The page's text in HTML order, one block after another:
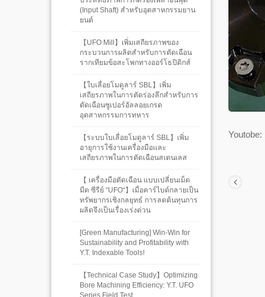
(Input Shaft) สำหรับอุตสาหกรรมยาน
ยนต์
【UFO Mill】เพิ่มเสถียรภาพของ
กระบวนการผลิตสำหรับการตัดเฉือน
รากเทียมข้อสะโพกทางออร์โธปิดิกส์
【ใบเลื่อยโมดูลาร์ SBL】เพิ่ม
เสถียรภาพในการตัดร่องลึกสำหรับการ
ตัดเฉือนซูเปอร์อัลลอยเกรด
อุตสาหกรรมการทหาร
【ระบบใบเลื่อยโมดูลาร์ SBL】เพิ่ม
อายุการใช้งานเครื่องมือและ
เสถียรภาพในการตัดเฉือนสเตนเลส
【 เครื่องมือตัดเฉือน แบบเปลี่ยนเม็ด
มีด ซีรีย์ “UFO“】เมื่อคาร์ไบด์กลายเป็น
ทรัพยากรเชิงกลยุทธ์ การลดต้นทุนการ
ผลิตจึงเป็นเรื่องเร่งด่วน
[Green Manufacturing] Win-Win for
Sustainability and Profitability with
Y.T. Indexable Tools!
【Technical Case Study】Optimizing
Bore Machining Efficiency: Y.T. UFO
Series Field Test
Youtobe: